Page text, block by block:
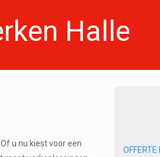
Halle
u nu kiest voor een
OFFERTE